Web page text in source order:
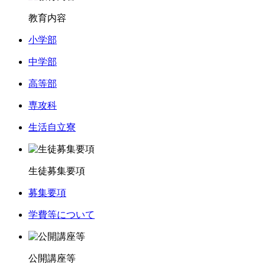
教育内容
小学部
中学部
高等部
専攻科
生活自立寮
生徒募集要項
募集要項
学費等について
公開講座等